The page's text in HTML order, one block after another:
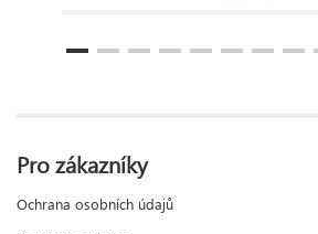
Pro zákazníky
Ochrana osobních údajů